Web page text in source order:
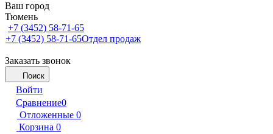
Ваш город
Тюмень
+7 (3452) 58-71-65
+7 (3452) 58-71-65Отдел продаж
Заказать звонок
Поиск
Войти
Сравнение0
Отложенные 0
Корзина 0